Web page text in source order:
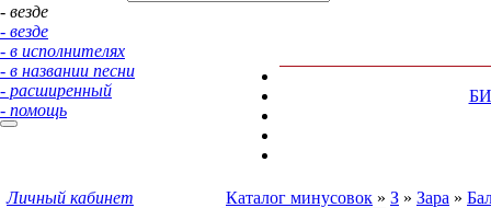
- везде
- везде
- в исполнителях
- в названии песни
- расширенный
- помощь
Личный кабинет Каталог минусовок » З » Зара »